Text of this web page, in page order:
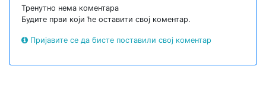
Тренутно нема коментара
Будите први који ће оставити свој коментар.
Пријавите се да бисте поставили свој коментар